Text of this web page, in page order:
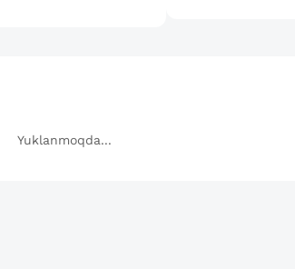
Yuklanmoqda...